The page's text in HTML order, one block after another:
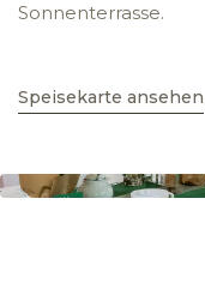
Sonnenterrasse.
Speisekarte ansehen